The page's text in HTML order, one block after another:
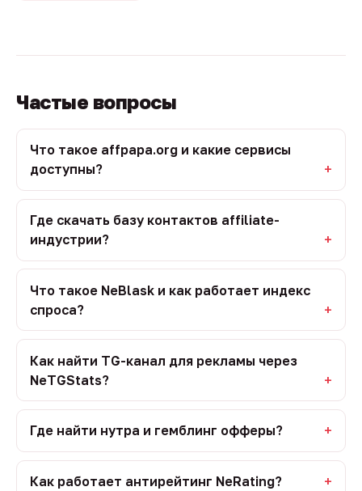
Частые вопросы
Что такое affpapa.org и какие сервисы
доступны?
Где скачать базу контактов affiliate-
индустрии?
Что такое NeBlask и как работает индекс
спроса?
Как найти TG-канал для рекламы через
NeTGStats?
Где найти нутра и гемблинг офферы?
Как работает антирейтинг NeRating?